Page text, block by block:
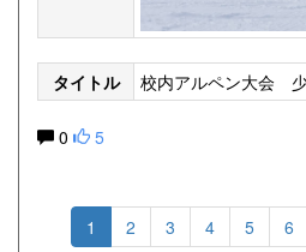
タイトル 校内アルペン大会 少
0 5
1 2 3 4 5 6